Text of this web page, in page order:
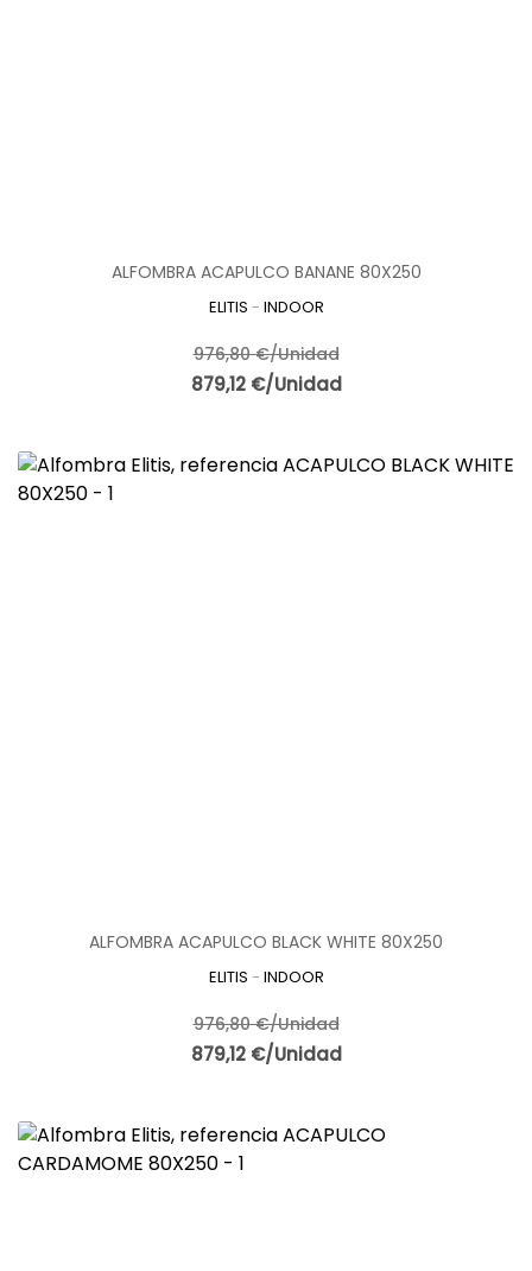
ALFOMBRA ACAPULCO BANANE 80X250
ELITIS - INDOOR
976,80 €/Unidad
879,12 €/Unidad
ALFOMBRA ACAPULCO BLACK WHITE 80X250
ELITIS - INDOOR
976,80 €/Unidad
879,12 €/Unidad